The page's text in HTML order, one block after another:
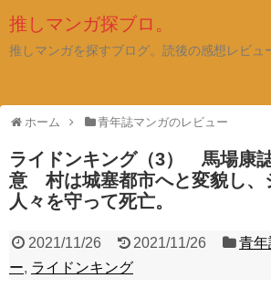
推しマンガ探ブロ。
推しマンガを探すブログ。読後の感想レビュ
ホーム 青年誌マンガのレビュー
ライドンキング（3） 馬場康
意 村は城塞都市へと変貌し、
人々を守って死亡。
2021/11/26 2021/11/26
青年
ー, ライドンキング